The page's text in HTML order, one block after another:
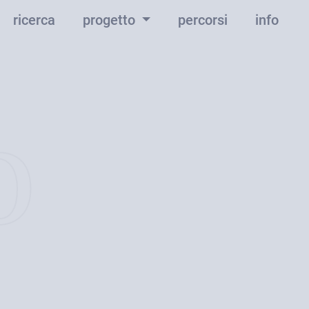
ricerca progetto percorsi info